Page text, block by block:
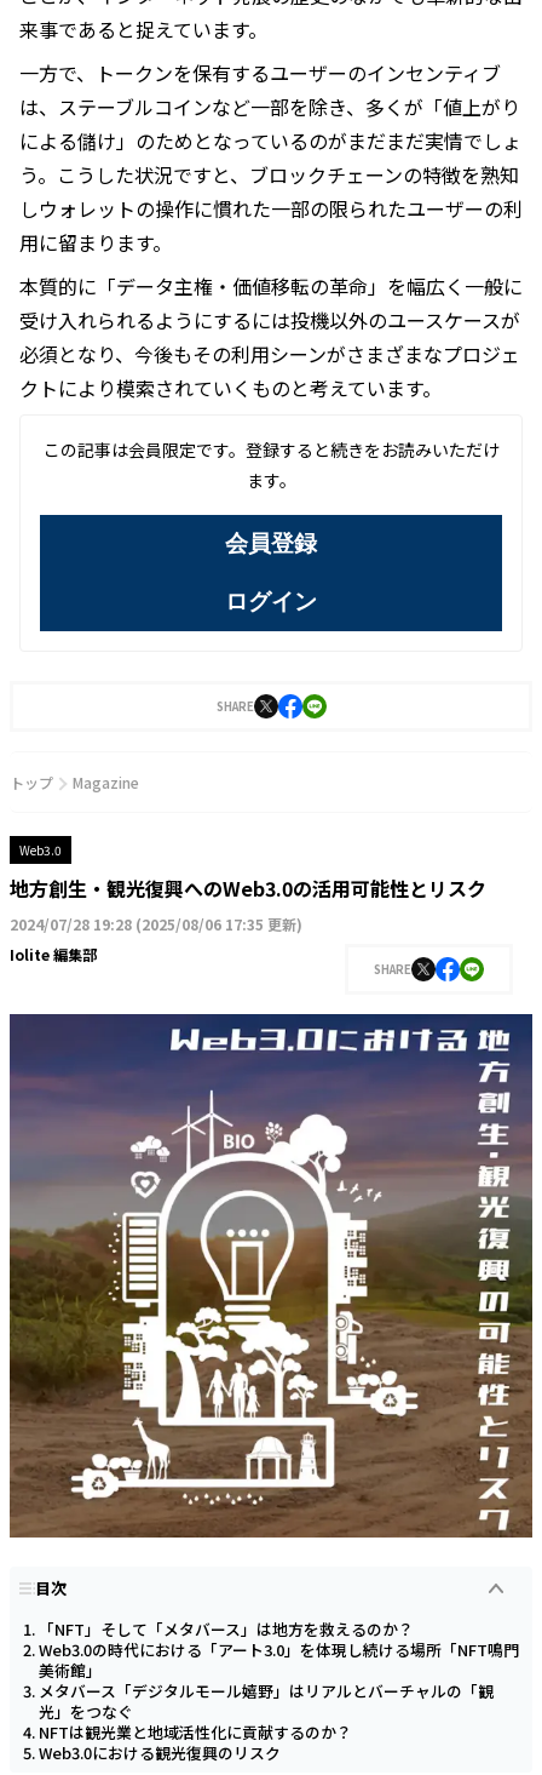
来事であると捉えています。
一方で、トークンを保有するユーザーのインセンティブ
は、ステーブルコインなど一部を除き、多くが「値上がり
による儲け」のためとなっているのがまだまだ実情でしょ
う。こうした状況ですと、ブロックチェーンの特徴を熟知
しウォレットの操作に慣れた一部の限られたユーザーの利
用に留まります。
本質的に「データ主権・価値移転の革命」を幅広く一般に
受け入れられるようにするには投機以外のユースケースが
必須となり、今後もその利用シーンがさまざまなプロジェ
クトにより模索されていくものと考えています。
この記事は会員限定です。登録すると続きをお読みいただけ
ます。
会員登録
ログイン
SHARE
トップ Magazine
Web3.0
地方創生・観光復興へのWeb3.0の活用可能性とリスク
2024/07/28 19:28 (2025/08/06 17:35 更新)
Iolite 編集部
SHARE
目次
「NFT」そして「メタバース」は地方を救えるのか？
Web3.0の時代における「アート3.0」を体現し続ける場所「NFT鳴門
美術館」
メタバース「デジタルモール嬉野」はリアルとバーチャルの「観
光」をつなぐ
NFTは観光業と地域活性化に貢献するのか？
Web3.0における観光復興のリスク